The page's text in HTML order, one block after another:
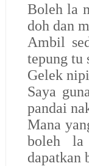
Boleh la
doh dan
Ambil
tepung tu
Gelek
Saya
pandai
Mana
boleh
dapatkan